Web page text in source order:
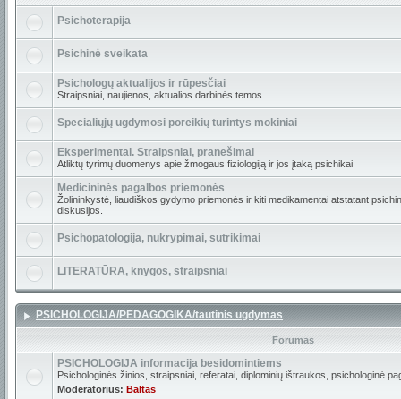
Psichoterapija
Psichinė sveikata
Psichologų aktualijos ir rūpesčiai
Straipsniai, naujienos, aktualios darbinės temos
Specialiųjų ugdymosi poreikių turintys mokiniai
Eksperimentai. Straipsniai, pranešimai
Atliktų tyrimų duomenys apie žmogaus fiziologiją ir jos įtaką psichikai
Medicininės pagalbos priemonės
Žolininkystė, liaudiškos gydymo priemonės ir kiti medikamentai atstatant
diskusijos.
Psichopatologija, nukrypimai, sutrikimai
LITERATŪRA, knygos, straipsniai
PSICHOLOGIJA/PEDAGOGIKA/tautinis ugdymas
Forumas
PSICHOLOGIJA informacija besidomintiems
Psichologinės žinios, straipsniai, referatai, diplominių ištraukos, psichologinė
Moderatorius: Baltas